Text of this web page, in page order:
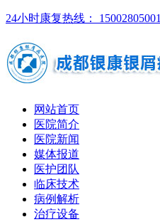
24小时康复热线： 15002805001
网站首页
医院简介
医院新闻
媒体报道
医护团队
临床技术
病例解析
治疗设备